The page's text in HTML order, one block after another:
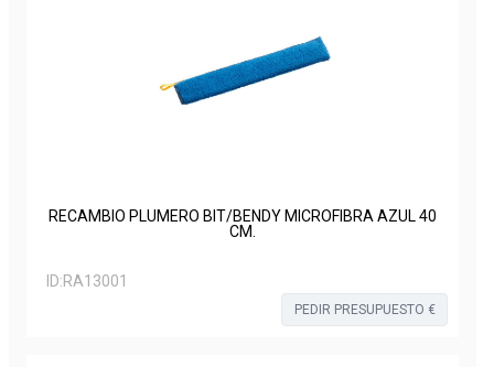
RECAMBIO PLUMERO BIT/BENDY MICROFIBRA AZUL 40
CM.
ID:RA13001
PEDIR PRESUPUESTO €